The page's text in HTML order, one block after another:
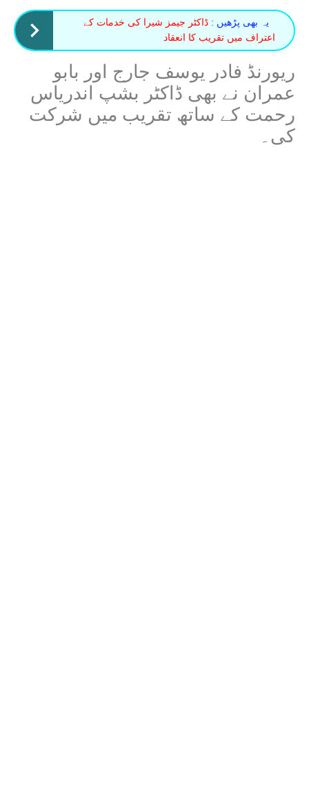
یہ بھی پڑھیں : ڈاکٹر جیمز شیرا کی خدمات کے
اعتراف میں تقریب کا انعقاد
ریورنڈ فادر یوسف جارج اور بابو
عمران نے بھی ڈاکٹر بشپ اندریاس
رحمت کے ساتھ تقریب میں شرکت
کی۔